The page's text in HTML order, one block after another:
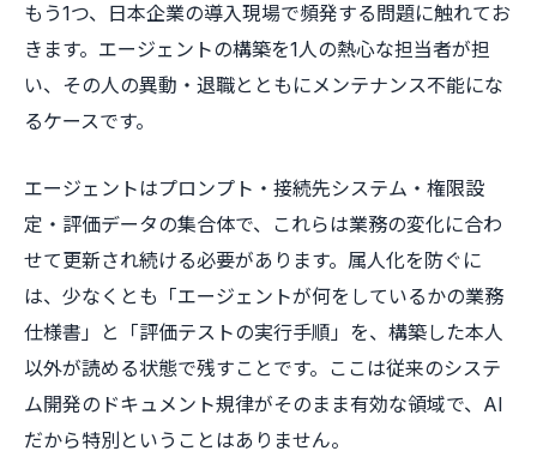
もう1つ、日本企業の導入現場で頻発する問題に触れてお
きます。エージェントの構築を1人の熱心な担当者が担
い、その人の異動・退職とともにメンテナンス不能にな
るケースです。
エージェントはプロンプト・接続先システム・権限設
定・評価データの集合体で、これらは業務の変化に合わ
せて更新され続ける必要があります。属人化を防ぐに
は、少なくとも「エージェントが何をしているかの業務
仕様書」と「評価テストの実行手順」を、構築した本人
以外が読める状態で残すことです。ここは従来のシステ
ム開発のドキュメント規律がそのまま有効な領域で、AI
だから特別ということはありません。